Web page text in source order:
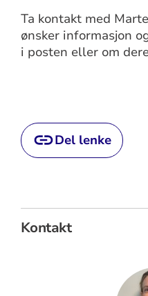
Ta kontakt med
ønsker informasjon
i posten eller om
Del lenke
Kontakt